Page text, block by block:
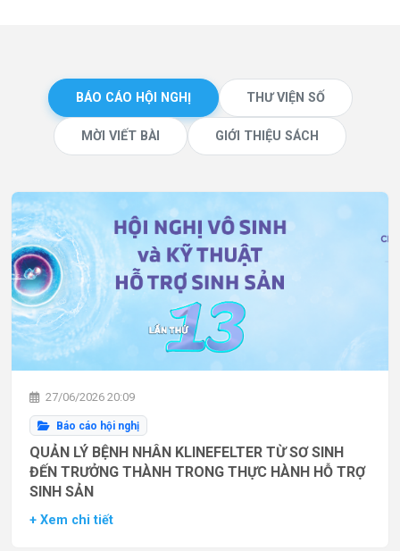
BÁO CÁO HỘI NGHỊ THƯ VIỆN SỐ
MỜI VIẾT BÀI GIỚI THIỆU SÁCH
27/06/2026 20:09
Báo cáo hội nghị
QUẢN LÝ BỆNH NHÂN KLINEFELTER TỪ SƠ SINH
ĐẾN TRƯỞNG THÀNH TRONG THỰC HÀNH HỖ TRỢ
SINH SẢN
+ Xem chi tiết